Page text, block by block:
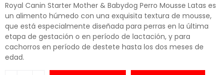
Royal Canin Starter Mother & Babydog Perro Mousse Latas es
un alimento húmedo con una exquisita textura de mousse,
que está especialmente diseñada para perras en la última
etapa de gestación o en período de lactación, y para
cachorros en período de destete hasta los dos meses de
edad.